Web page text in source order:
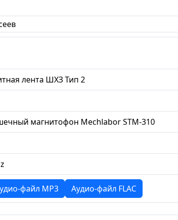
лента ШХЗ Тип 2
магнитофон Mechlabor STM-310
файл MP3 Аудио-файл FLAC